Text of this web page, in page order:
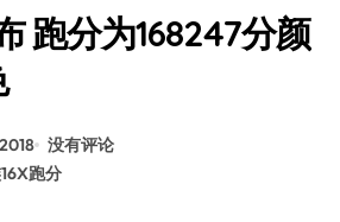
跑分为168247分颜
没有评论
跑分